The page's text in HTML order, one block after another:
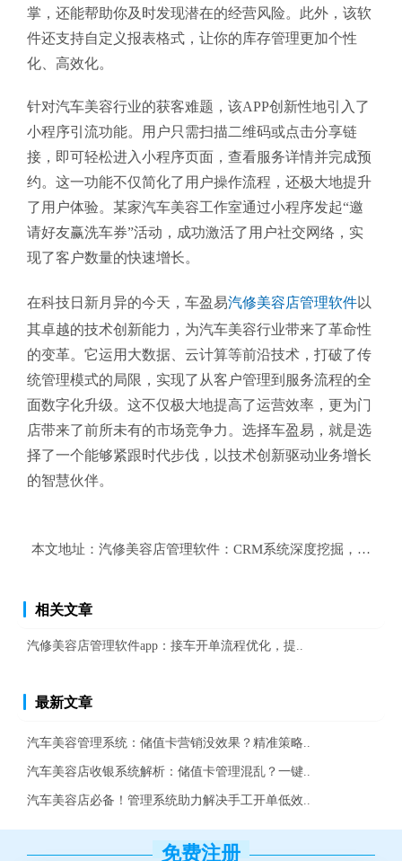
掌，还能帮助你及时发现潜在的经营风险。此外，该软
件还支持自定义报表格式，让你的库存管理更加个性
化、高效化。
针对汽车美容行业的获客难题，该APP创新性地引入了
小程序引流功能。用户只需扫描二维码或点击分享链
接，即可轻松进入小程序页面，查看服务详情并完成预
约。这一功能不仅简化了用户操作流程，还极大地提升
了用户体验。某家汽车美容工作室通过小程序发起“邀
请好友赢洗车券”活动，成功激活了用户社交网络，实
现了客户数量的快速增长。
在科技日新月异的今天，车盈易汽修美容店管理软件以
其卓越的技术创新能力，为汽车美容行业带来了革命性
的变革。它运用大数据、云计算等前沿技术，打破了传
统管理模式的局限，实现了从客户管理到服务流程的全
面数字化升级。这不仅极大地提高了运营效率，更为门
店带来了前所未有的市场竞争力。选择车盈易，就是选
择了一个能够紧跟时代步伐，以技术创新驱动业务增长
的智慧伙伴。
本文地址： 汽修美容店管理软件：CRM系统深度挖掘，客户价
相关文章
汽修美容店管理软件app：接车开单流程优化，提..
最新文章
汽车美容管理系统：储值卡营销没效果？精准策略..
汽车美容店收银系统解析：储值卡管理混乱？一键..
汽车美容店必备！管理系统助力解决手工开单低效..
免费注册